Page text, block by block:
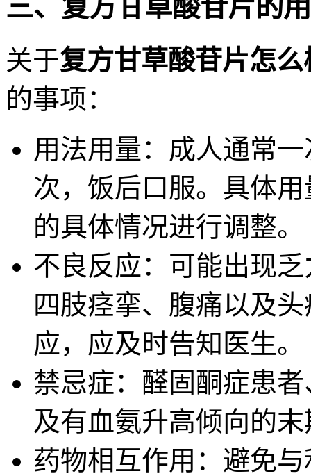
三、复方甘草酸苷片的
关于复方甘草酸苷片怎么
的事项：
用法用量：成人通常
次，饭后口服。具体
的具体情况进行调整。
不良反应：可能出现
四肢痉挛、腹痛以及
应，应及时告知医生。
禁忌症：醛固酮症患
及有血氨升高倾向的
药物相互作用：避免